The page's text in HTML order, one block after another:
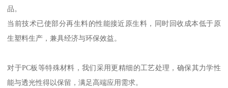
品。
当前技术已使部分再生料的性能接近原生料，同时回收成本低于原
生塑料生产，兼具经济与环保效益。
对于PC板等特殊材料，我们采用更精细的工艺处理，确保其力学性
能与透光性得以保留，满足高端应用需求。